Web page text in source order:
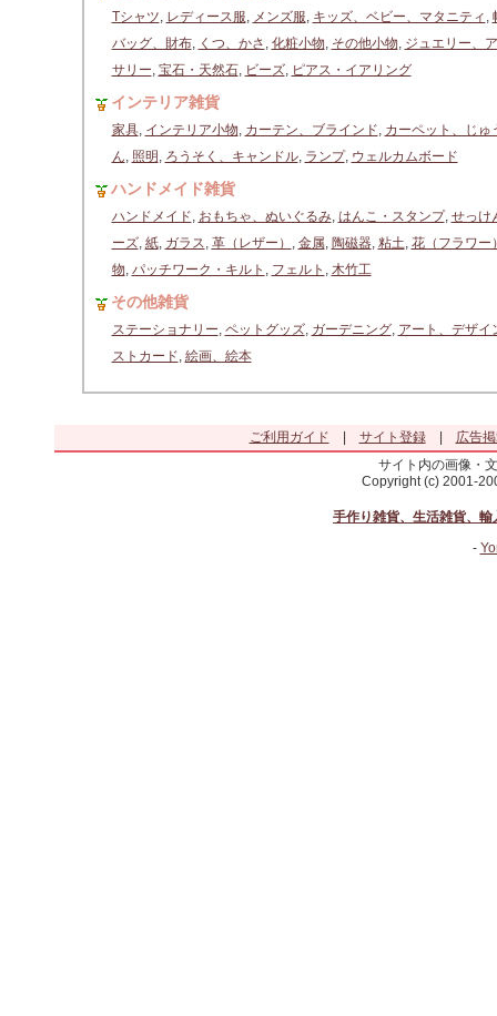
Tシャツ, レディース服, メンズ服, キッズ、ベビー、マタニティ ,
バッグ、財布, くつ、かさ , 化粧小物, その他小物, ジュエリー、
サリー, 宝石・天然石, ビーズ, ピアス・イアリング
インテリア雑貨
家具, インテリア小物, カーテン、ブラインド, カーペット、じゅ
ん, 照明 , ろうそく、キャンドル, ランプ, ウェルカムボード
ハンドメイド雑貨
ハンドメイド, おもちゃ、ぬいぐるみ, はんこ・スタンプ, せっけ
ーズ, 紙, ガラス, 革（レザー） , 金属, 陶磁器, 粘土, 花（フラワー
物, パッチワーク・キルト , フェルト , 木竹工
その他雑貨
ステーショナリー, ペットグッズ, ガーデニング, アート、デザイ
ストカード, 絵画、絵本
ご利用ガイド サイト登録|
広告
サイト内の画像・
Copyright (c) 2001-
手作り雑貨、生活雑貨、
-